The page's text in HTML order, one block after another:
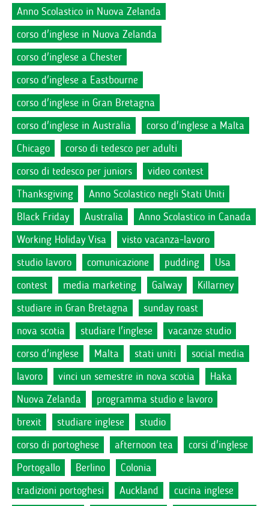
Anno Scolastico in Nuova Zelanda
corso d'inglese in Nuova Zelanda
corso d'inglese a Chester
corso d'inglese a Eastbourne
corso d'inglese in Gran Bretagna
corso d'inglese in Australia
corso d'inglese a Malta
Chicago
corso di tedesco per adulti
corso di tedesco per juniors
video contest
Thanksgiving
Anno Scolastico negli Stati Uniti
Black Friday
Australia
Anno Scolastico in Canada
Working Holiday Visa
visto vacanza-lavoro
studio lavoro
comunicazione pudding
Usa
contest
media marketing Galway
Killarney
studiare in Gran Bretagna
sunday roast
nova scotia
studiare l'inglese
vacanze studio
corso d'inglese
Malta stati uniti
social media
lavoro
vinci un semestre in nova scotia
Haka
Nuova Zelanda
programma studio e lavoro
brexit
studiare inglese
studio
corso di portoghese
afternoon tea
corsi d'inglese
Portogallo
Berlino
Colonia
tradizioni portoghesi
Auckland cucina inglese